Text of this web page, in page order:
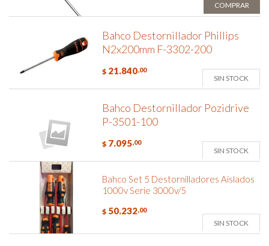
COMPRAR
Bahco Destornillador Phillips
N2x200mm F-3302-200
$ 21.840,00
SIN STOCK
Bahco Destornillador Pozidrive
P-3501-100
$ 7.095,00
SIN STOCK
Bahco Set 5 Destornilladores Aislados
1000v Serie 3000v/5
$ 50.232,00
SIN STOCK